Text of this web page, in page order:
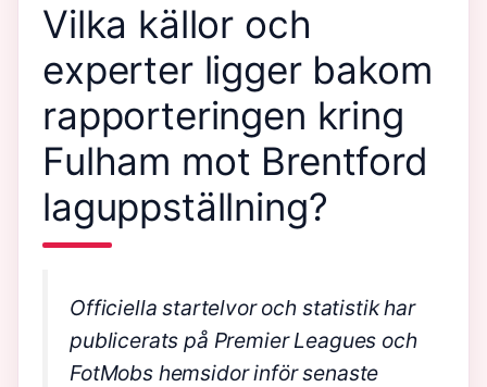
Vilka källor och
experter ligger bakom
rapporteringen kring
Fulham mot Brentford
laguppställning?
Officiella startelvor och statistik har
publicerats på Premier Leagues och
FotMobs hemsidor inför senaste